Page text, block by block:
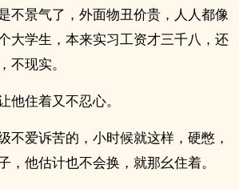
不景气了，外面物丑价贵，人人都像
大学生，本来实习工资才三千八，还
不现实。
他住着又不忍心。
不爱诉苦的，小时候就这样，硬憋，
，他估计也不会换，就那幺住着。